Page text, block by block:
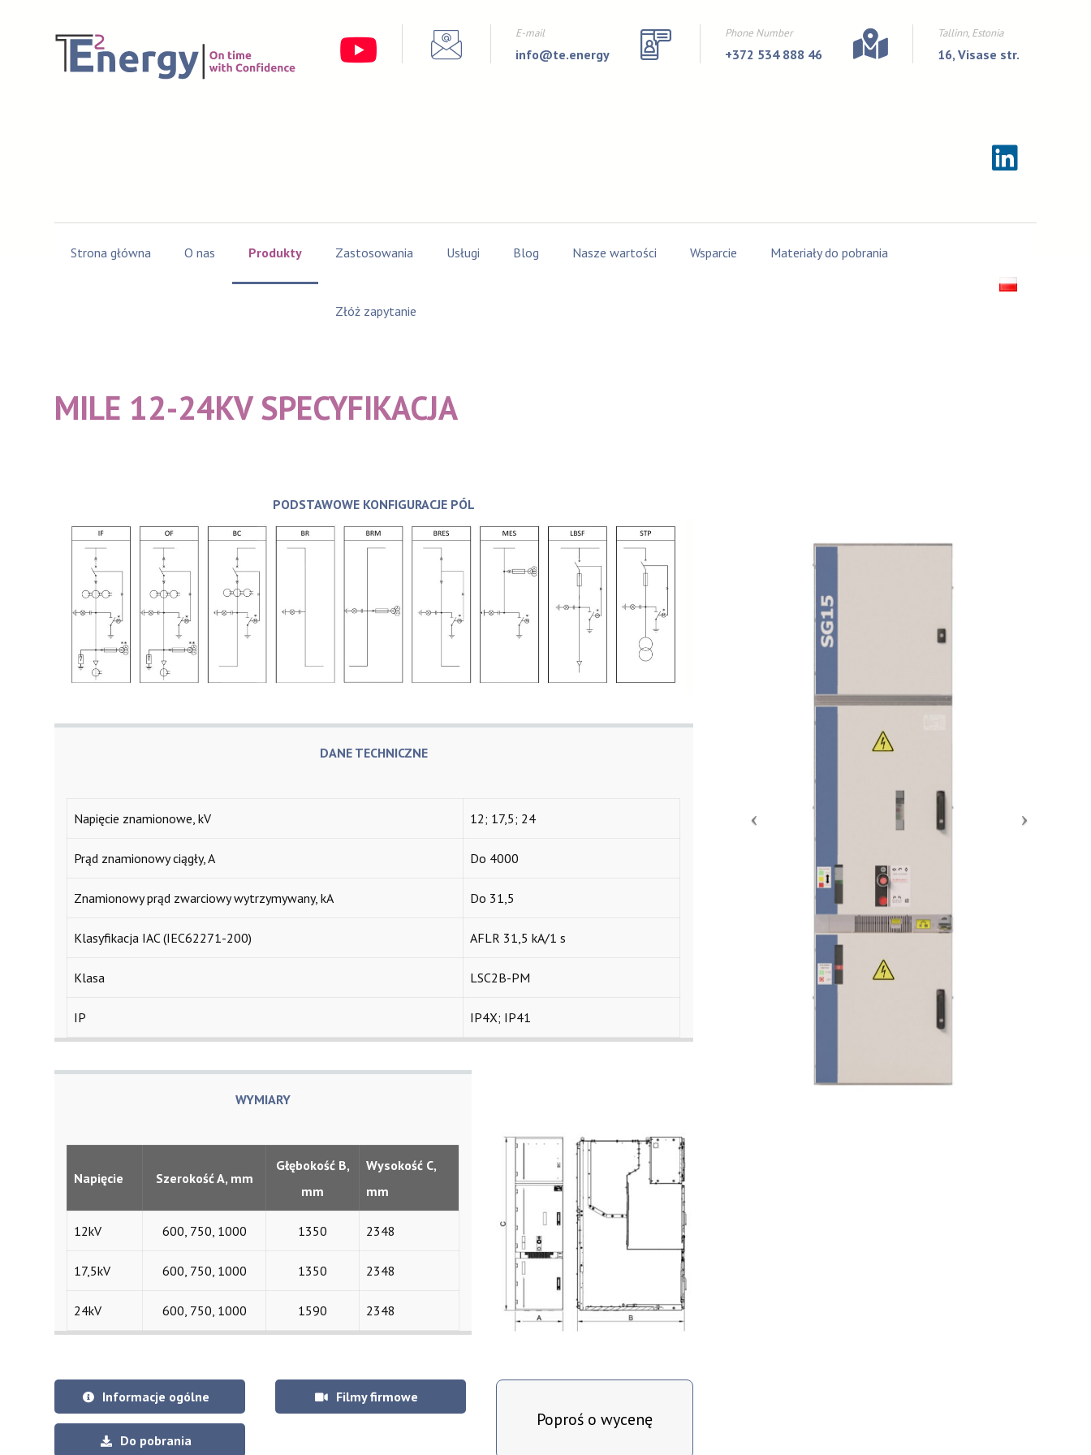
Tallinn, Estonia
16, Visase str.
Phone Number
+372 534 888 46
E-mail
info@te.energy
Strona główna O nas Produkty Zastosowania Usługi Blog Nasze wartości Wsparcie Materiały do pobrania
Złóż zapytanie
MILE 12-24KV SPECYFIKACJA
PODSTAWOWE KONFIGURACJE PÓL
DANE TECHNICZNE
Napięcie znamionowe, kV 12; 17,5; 24
Prąd znamionowy ciągły, A Do 4000
Znamionowy prąd zwarciowy wytrzymywany, kA Do 31,5
Klasyfikacja IAC (IEC62271-200) AFLR 31,5 kA/1 s
Klasa LSC2B-PM
IP IP4X; IP41
WYMIARY
Napięcie Szerokość A, mm
Głębokość B,
mm
Wysokość C,
mm
12kV 600, 750, 1000 1350 2348
17,5kV 600, 750, 1000 1350 2348
24kV 600, 750, 1000 1590 2348
Informacje ogólne
Do pobrania
Filmy firmowe
Poproś o wycenę